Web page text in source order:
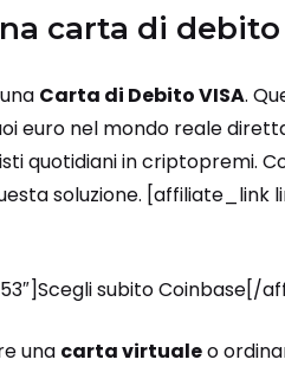
carta di debito
Carta di Debito VISA.
euro nel mondo reale
quotidiani in criptopremi.
soluzione. [affiliate_link
subito Coinbase[/
una carta virtualeo